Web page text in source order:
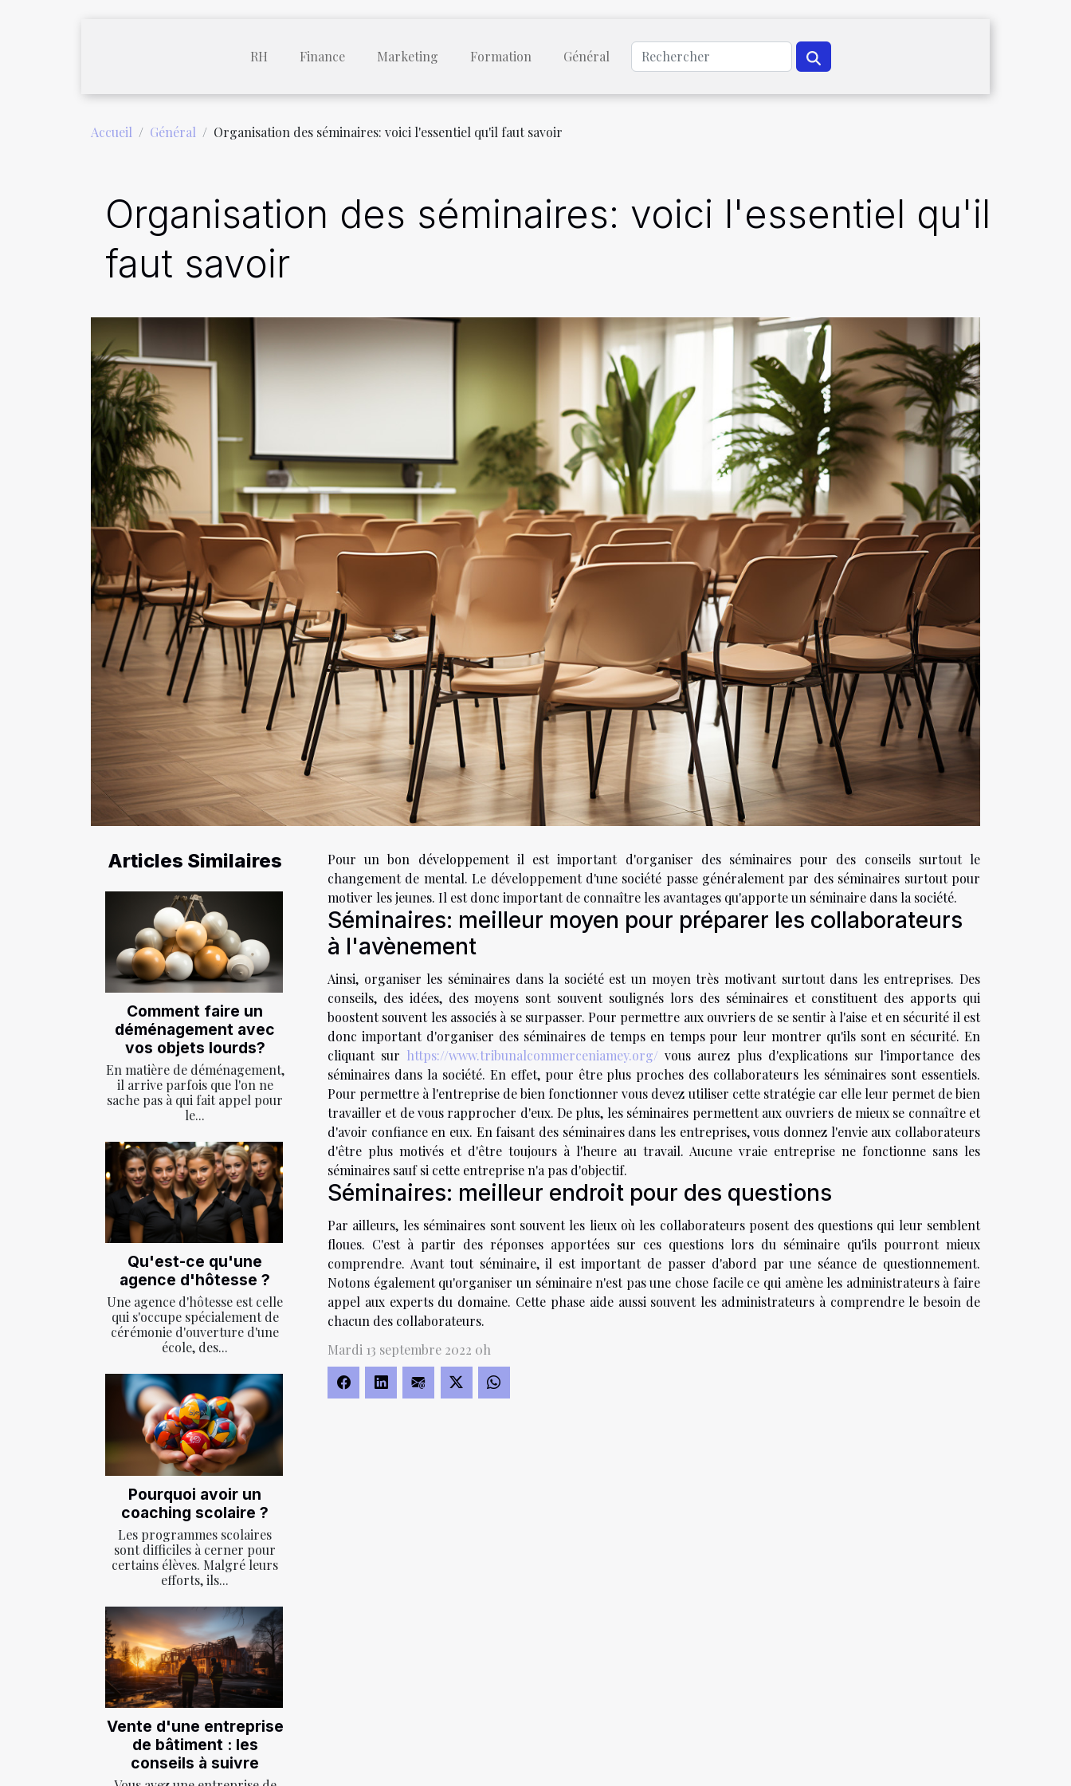
RH Finance Marketing Formation Général
Accueil Général Organisation des séminaires: voici l'essentiel qu'il faut savoir
Organisation des séminaires: voici l'essentiel qu'il
faut savoir
Articles Similaires
Comment faire un
déménagement avec
vos objets lourds?
En matière de déménagement,
il arrive parfois que l'on ne
sache pas à qui fait appel pour
le...
Qu'est-ce qu'une
agence d'hôtesse ?
Une agence d'hôtesse est celle
qui s'occupe spécialement de
cérémonie d'ouverture d'une
école, des...
Pourquoi avoir un
coaching scolaire ?
Les programmes scolaires
sont difficiles à cerner pour
certains élèves. Malgré leurs
efforts, ils...
Vente d'une entreprise
de bâtiment : les
conseils à suivre
Pour un bon développement il est important d'organiser des séminaires pour des conseils surtout le
changement de mental. Le développement d'une société passe généralement par des séminaires surtout pour
motiver les jeunes. Il est donc important de connaître les avantages qu'apporte un séminaire dans la société.
Séminaires: meilleur moyen pour préparer les collaborateurs
à l'avènement
Ainsi, organiser les séminaires dans la société est un moyen très motivant surtout dans les entreprises. Des
conseils, des idées, des moyens sont souvent soulignés lors des séminaires et constituent des apports qui
boostent souvent les associés à se surpasser. Pour permettre aux ouvriers de se sentir à l'aise et en sécurité il est
donc important d'organiser des séminaires de temps en temps pour leur montrer qu'ils sont en sécurité. En
cliquant sur https://www.tribunalcommerceniamey.org/ vous aurez plus d'explications sur l'importance des
séminaires dans la société. En effet, pour être plus proches des collaborateurs les séminaires sont essentiels.
Pour permettre à l'entreprise de bien fonctionner vous devez utiliser cette stratégie car elle leur permet de bien
travailler et de vous rapprocher d'eux. De plus, les séminaires permettent aux ouvriers de mieux se connaître et
d'avoir confiance en eux. En faisant des séminaires dans les entreprises, vous donnez l'envie aux collaborateurs
d'être plus motivés et d'être toujours à l'heure au travail. Aucune vraie entreprise ne fonctionne sans les
séminaires sauf si cette entreprise n'a pas d'objectif.
Séminaires: meilleur endroit pour des questions
Par ailleurs, les séminaires sont souvent les lieux où les collaborateurs posent des questions qui leur semblent
floues. C'est à partir des réponses apportées sur ces questions lors du séminaire qu'ils pourront mieux
comprendre. Avant tout séminaire, il est important de passer d'abord par une séance de questionnement.
Notons également qu'organiser un séminaire n'est pas une chose facile ce qui amène les administrateurs à faire
appel aux experts du domaine. Cette phase aide aussi souvent les administrateurs à comprendre le besoin de
chacun des collaborateurs.
Mardi 13 septembre 2022 0h